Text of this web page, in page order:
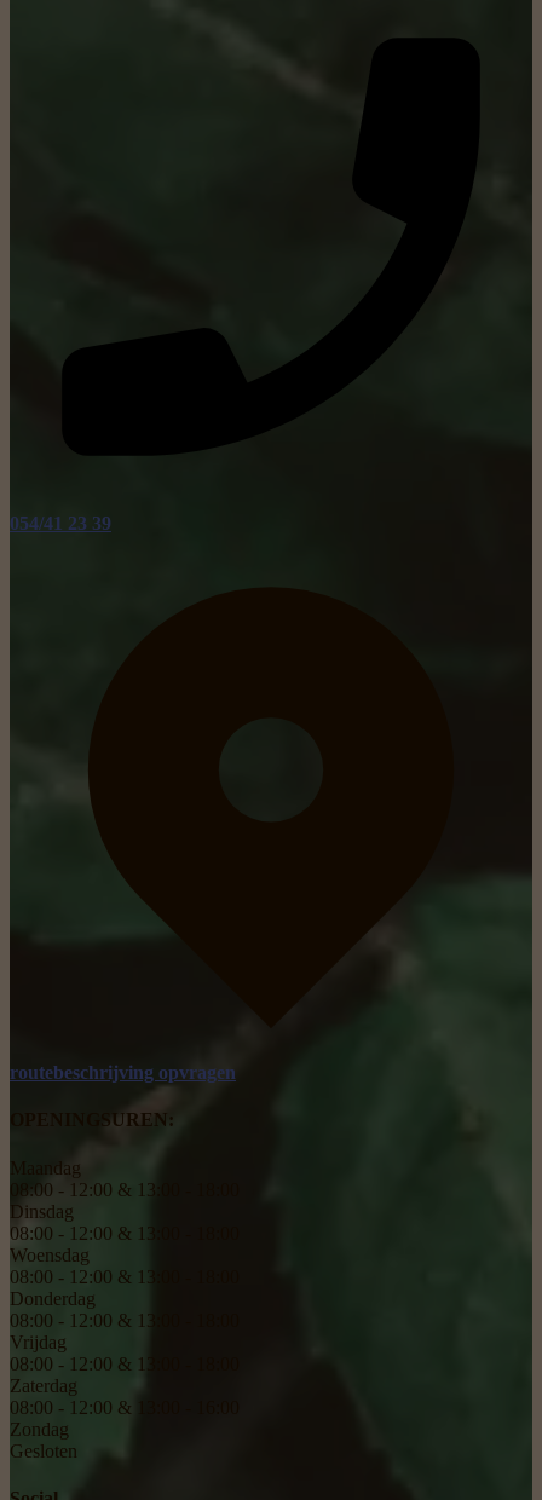
054/41 23 39
routebeschrijving opvragen
OPENINGSUREN:
Maandag
08:00 - 12:00 & 13:00 - 18:00
Dinsdag
08:00 - 12:00 & 13:00 - 18:00
Woensdag
08:00 - 12:00 & 13:00 - 18:00
Donderdag
08:00 - 12:00 & 13:00 - 18:00
Vrijdag
08:00 - 12:00 & 13:00 - 18:00
Zaterdag
08:00 - 12:00 & 13:00 - 16:00
Zondag
Gesloten